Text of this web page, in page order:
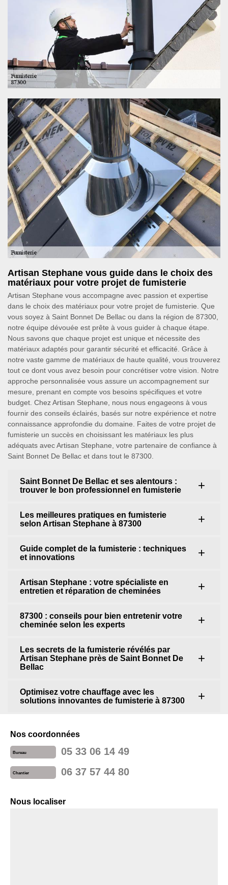
Artisan Stephane vous guide dans le choix des
matériaux pour votre projet de fumisterie
Artisan Stephane vous accompagne avec passion et expertise
dans le choix des matériaux pour votre projet de fumisterie. Que
vous soyez à Saint Bonnet De Bellac ou dans la région de 87300,
notre équipe dévouée est prête à vous guider à chaque étape.
Nous savons que chaque projet est unique et nécessite des
matériaux adaptés pour garantir sécurité et efficacité. Grâce à
notre vaste gamme de matériaux de haute qualité, vous trouverez
tout ce dont vous avez besoin pour concrétiser votre vision. Notre
approche personnalisée vous assure un accompagnement sur
mesure, prenant en compte vos besoins spécifiques et votre
budget. Chez Artisan Stephane, nous nous engageons à vous
fournir des conseils éclairés, basés sur notre expérience et notre
connaissance approfondie du domaine. Faites de votre projet de
fumisterie un succès en choisissant les matériaux les plus
adéquats avec Artisan Stephane, votre partenaire de confiance à
Saint Bonnet De Bellac et dans tout le 87300.
Saint Bonnet De Bellac et ses alentours :
trouver le bon professionnel en fumisterie
Les meilleures pratiques en fumisterie
selon Artisan Stephane à 87300
Guide complet de la fumisterie : techniques
et innovations
Artisan Stephane : votre spécialiste en
entretien et réparation de cheminées
87300 : conseils pour bien entretenir votre
cheminée selon les experts
Les secrets de la fumisterie révélés par
Artisan Stephane près de Saint Bonnet De
Bellac
Optimisez votre chauffage avec les
solutions innovantes de fumisterie à 87300
Nos coordonnées
Bureau 05 33 06 14 49
Chantier 06 37 57 44 80
Nous localiser